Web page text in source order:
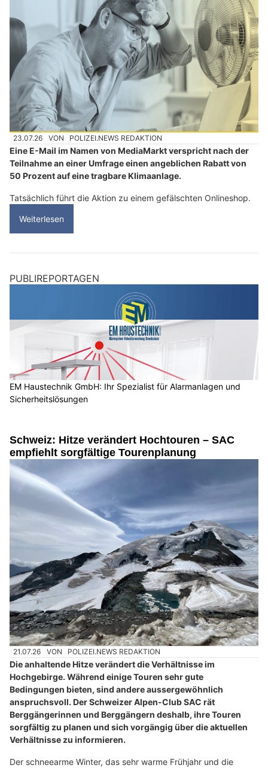
23.07.26 VON POLIZEI.NEWS REDAKTION
Eine E-Mail im Namen von MediaMarkt verspricht nach der
Teilnahme an einer Umfrage einen angeblichen Rabatt von
50 Prozent auf eine tragbare Klimaanlage.
Tatsächlich führt die Aktion zu einem gefälschten Onlineshop.
Weiterlesen
PUBLIREPORTAGEN
EM Haustechnik GmbH: Ihr Spezialist für Alarmanlagen und
Sicherheitslösungen
Schweiz: Hitze verändert Hochtouren – SAC
empfiehlt sorgfältige Tourenplanung
21.07.26 VON POLIZEI.NEWS REDAKTION
Die anhaltende Hitze verändert die Verhältnisse im
Hochgebirge. Während einige Touren sehr gute
Bedingungen bieten, sind andere aussergewöhnlich
anspruchsvoll. Der Schweizer Alpen-Club SAC rät
Berggängerinnen und Berggängern deshalb, ihre Touren
sorgfältig zu planen und sich vorgängig über die aktuellen
Verhältnisse zu informieren.
Der schneearme Winter, das sehr warme Frühjahr und die